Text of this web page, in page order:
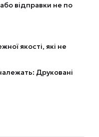
відправки не по
якості, які не
Друковані